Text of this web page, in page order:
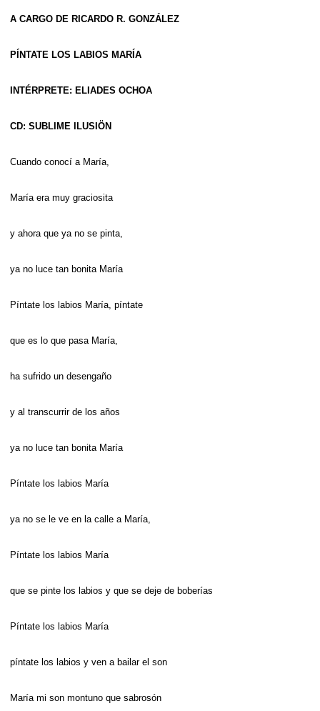
A CARGO DE RICARDO R. GONZÁLEZ
PÍNTATE LOS LABIOS MARÍA
INTÉRPRETE: ELIADES OCHOA
CD: SUBLIME ILUSIÖN
Cuando conocí a María,
María era muy graciosita
y ahora que ya no se pinta,
ya no luce tan bonita María
Píntate los labios María, píntate
que es lo que pasa María,
ha sufrido un desengaño
y al transcurrir de los años
ya no luce tan bonita María
Píntate los labios María
ya no se le ve en la calle a María,
Píntate los labios María
que se pinte los labios y que se deje de boberías
Píntate los labios María
píntate los labios y ven a bailar el son
María mi son montuno que sabrosón